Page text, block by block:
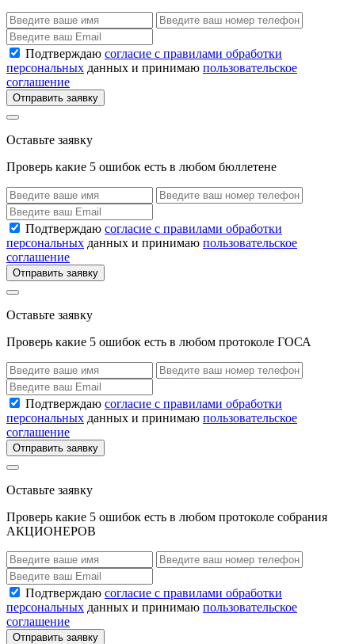
Подтверждаю согласие с правилами обработки
персональных данных и принимаю пользовательское
соглашение
Отправить заявку
Оставьте заявку
Проверь какие 5 ошибок есть в любом бюллетене
Подтверждаю согласие с правилами обработки
персональных данных и принимаю пользовательское
соглашение
Отправить заявку
Оставьте заявку
Проверь какие 5 ошибок есть в любом протоколе ГОСА
Подтверждаю согласие с правилами обработки
персональных данных и принимаю пользовательское
соглашение
Отправить заявку
Оставьте заявку
Проверь какие 5 ошибок есть в любом протоколе собрания
АКЦИОНЕРОВ
Подтверждаю согласие с правилами обработки
персональных данных и принимаю пользовательское
соглашение
Отправить заявку